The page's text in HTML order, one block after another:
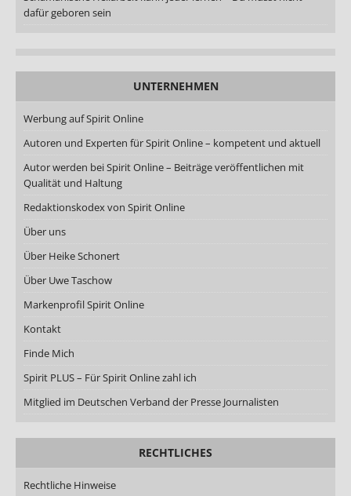
dafür geboren sein
UNTERNEHMEN
Werbung auf Spirit Online
Autoren und Experten für Spirit Online – kompetent und aktuell
Autor werden bei Spirit Online – Beiträge veröffentlichen mit
Qualität und Haltung
Redaktionskodex von Spirit Online
Über uns
Über Heike Schonert
Über Uwe Taschow
Markenprofil Spirit Online
Kontakt
Finde Mich
Spirit PLUS – Für Spirit Online zahl ich
Mitglied im Deutschen Verband der Presse Journalisten
RECHTLICHES
Rechtliche Hinweise